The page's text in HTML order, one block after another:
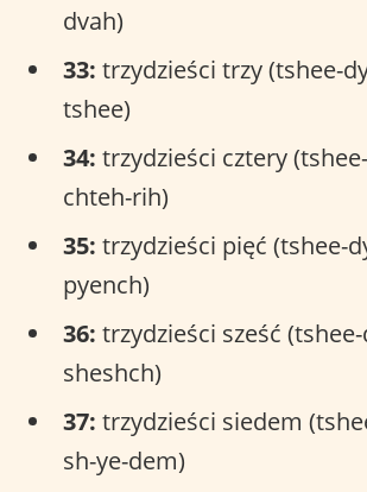
dvah)
33: trzydzieści trzy (tshee-
tshee)
34: trzydzieści cztery
chteh-rih)
35: trzydzieści pięć (tshee-
pyench)
36: trzydzieści sześć
sheshch)
37: trzydzieści siedem
sh-ye-dem)